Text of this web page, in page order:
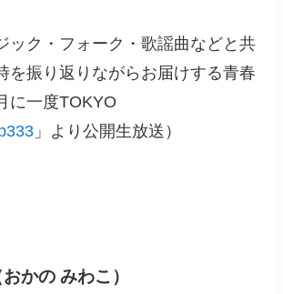
ック・フォーク・歌謡曲などと共
を振り返りながらお届けする青春
に一度TOKYO
」より公開生放送）
かの みわこ）